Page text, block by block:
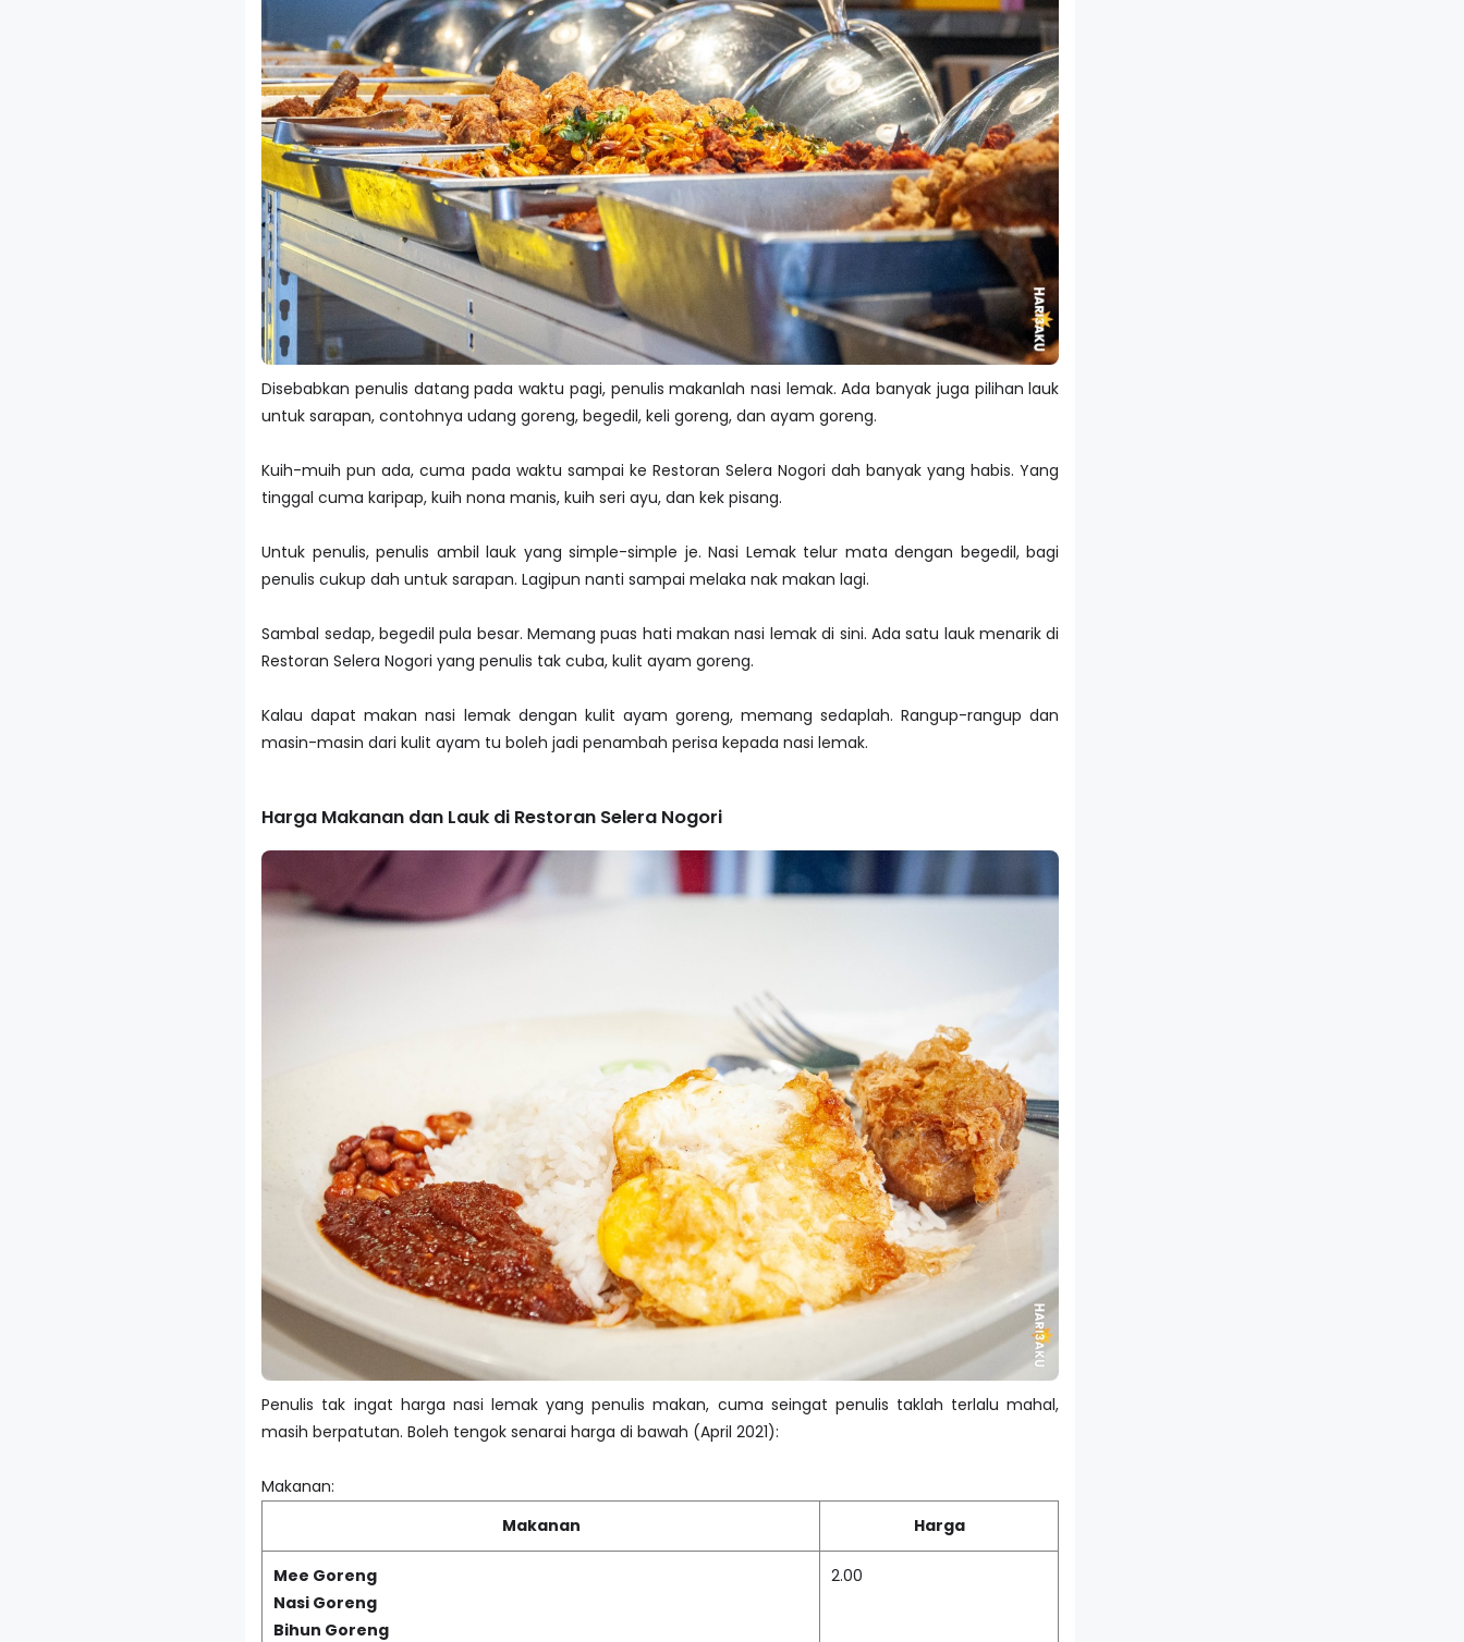
Disebabkan penulis datang pada waktu pagi, penulis makanlah nasi lemak. Ada banyak juga pilihan lauk
untuk sarapan, contohnya udang goreng, begedil, keli goreng, dan ayam goreng.
Kuih-muih pun ada, cuma pada waktu sampai ke Restoran Selera Nogori dah banyak yang habis. Yang
tinggal cuma karipap, kuih nona manis, kuih seri ayu, dan kek pisang.
Untuk penulis, penulis ambil lauk yang simple-simple je. Nasi Lemak telur mata dengan begedil, bagi
penulis cukup dah untuk sarapan. Lagipun nanti sampai melaka nak makan lagi.
Sambal sedap, begedil pula besar. Memang puas hati makan nasi lemak di sini. Ada satu lauk menarik di
Restoran Selera Nogori yang penulis tak cuba, kulit ayam goreng.
Kalau dapat makan nasi lemak dengan kulit ayam goreng, memang sedaplah. Rangup-rangup dan
masin-masin dari kulit ayam tu boleh jadi penambah perisa kepada nasi lemak.
Harga Makanan dan Lauk di Restoran Selera Nogori
Penulis tak ingat harga nasi lemak yang penulis makan, cuma seingat penulis taklah terlalu mahal,
masih berpatutan. Boleh tengok senarai harga di bawah (April 2021):
Makanan:
Makanan
Harga
Mee Goreng
Nasi Goreng
Bihun Goreng
2.00